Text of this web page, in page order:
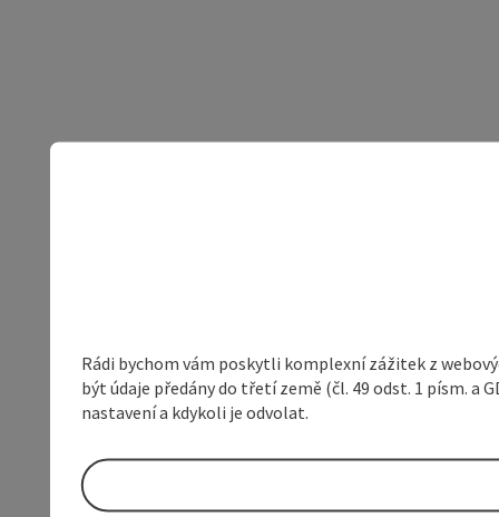
Rádi bychom vám poskytli komplexní zážitek z
být údaje předány do třetí země (čl. 49 odst. 1 písm.
nastavení a kdykoli je odvolat.